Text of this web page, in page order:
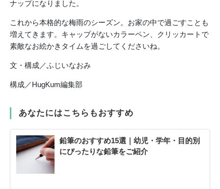
ナップになりました。
これから本格的な梅雨のシーズン。お家の中で過ごすことも
増えてきます。キャップがないカラーペン、クリッカートで
素敵なお絵かきタイムを過ごしてくださいね。
文・構成／ふじいなおみ
構成／HugKum編集部
あなたにはこちらもおすすめ
鉛筆のおすすめ15選｜幼児・学年・目的別
にぴったりな鉛筆をご紹介